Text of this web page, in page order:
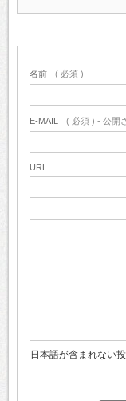
名前 ( 必須 )
E-MAIL ( 必須 ) - 公開
URL
日本語が含まれない